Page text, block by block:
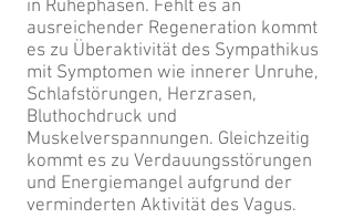
in Ruhephasen. Fehlt es an
ausreichender Regeneration kommt
es zu Überaktivität des Sympathikus
mit Symptomen wie innerer Unruhe,
Schlafstörungen, Herzrasen,
Bluthochdruck und
Muskelverspannungen. Gleichzeitig
kommt es zu Verdauungsstörungen
und Energiemangel aufgrund der
verminderten Aktivität des Vagus.